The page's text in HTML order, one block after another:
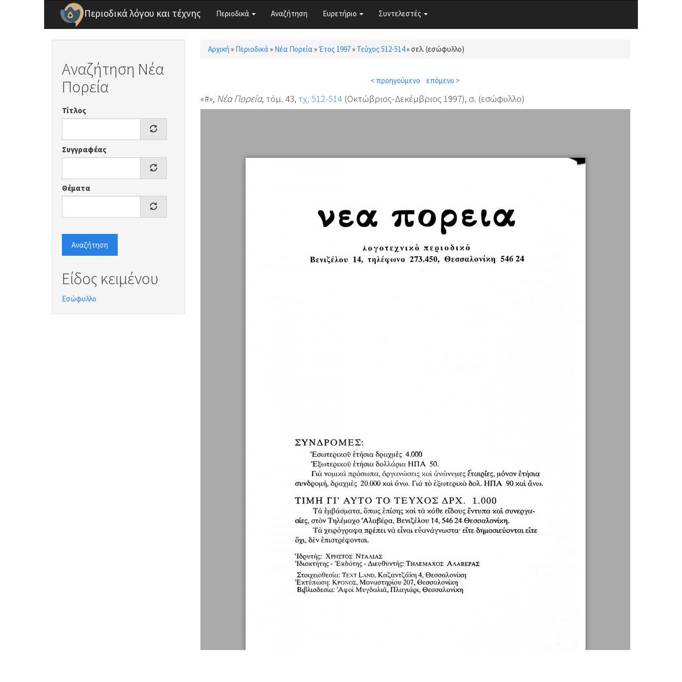
Παράκαμψη προς το κυρίως περιεχόμενο
Περιοδικά λόγου και τέχνης Περιοδικά Αναζήτηση Ευρετήριο Συντελεστές
Αναζήτηση Νέα
Πορεία
Τίτλος
Συγγραφέας
Θέματα
Αναζήτηση
Είδος κειμένου
Εσώφυλλο
Είστε εδώ
Αρχική » Περιοδικά» Νέα Πορεία»Έτος 1997» Τεύχος 512-514»σελ. (εσώφυλλο)
< προηγούμενο επόμενο >
«#», Νέα Πορεία, τόμ. 43, τχ. 512-514(Οκτώβριος-Δεκέμβριος 1997), σ. (εσώφυλλο)